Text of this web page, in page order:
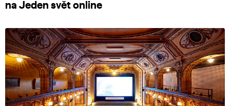
na Jeden svět online